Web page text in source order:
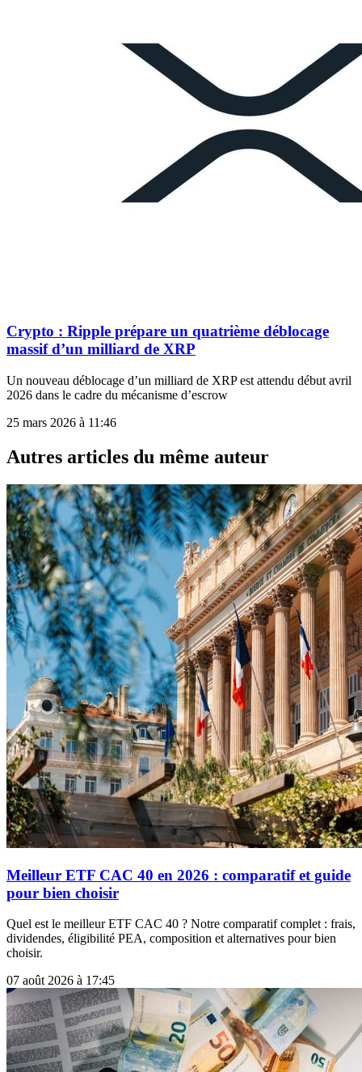
Crypto : Ripple prépare un quatrième déblocage
massif d’un milliard de XRP
Un nouveau déblocage d’un milliard de XRP est attendu début avril
2026 dans le cadre du mécanisme d’escrow
25 mars 2026 à 11:46
Autres articles du même auteur
Meilleur ETF CAC 40 en 2026 : comparatif et guide
pour bien choisir
Quel est le meilleur ETF CAC 40 ? Notre comparatif complet : frais,
dividendes, éligibilité PEA, composition et alternatives pour bien
choisir.
07 août 2026 à 17:45